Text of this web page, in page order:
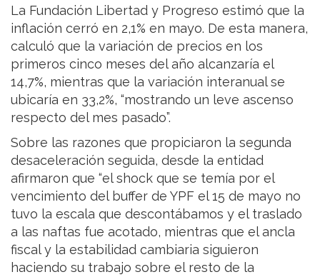
La Fundación Libertad y Progreso estimó que la
inflación cerró en 2,1% en mayo. De esta manera,
calculó que la variación de precios en los
primeros cinco meses del año alcanzaría el
14,7%, mientras que la variación interanual se
ubicaría en 33,2%, “mostrando un leve ascenso
respecto del mes pasado”.
Sobre las razones que propiciaron la segunda
desaceleración seguida, desde la entidad
afirmaron que “el shock que se temía por el
vencimiento del buffer de YPF el 15 de mayo no
tuvo la escala que descontábamos y el traslado
a las naftas fue acotado, mientras que el ancla
fiscal y la estabilidad cambiaria siguieron
haciendo su trabajo sobre el resto de la